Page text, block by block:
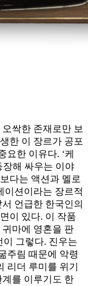
싹한 존재로만 보
한 이 장르가 공포
요한 이유다. ‘케
장해 싸우는 이야
다는 액션과 멜로
이션이라는 장르적
언급한 한국인의
이 있다. 이 작품
마에 영혼을 판
이 그렇다. 진우는
주림 때문에 악령
리더 루미를 위기
를 이루기도 한